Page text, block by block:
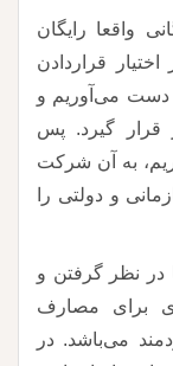
واقعا رایگان
قراردادن
دست می‌آوریم و
قرار گیرد. پس
به آن شرکت
و دولتی را
در نظر گرفتن و
برای مصارف
می‌باشد. در